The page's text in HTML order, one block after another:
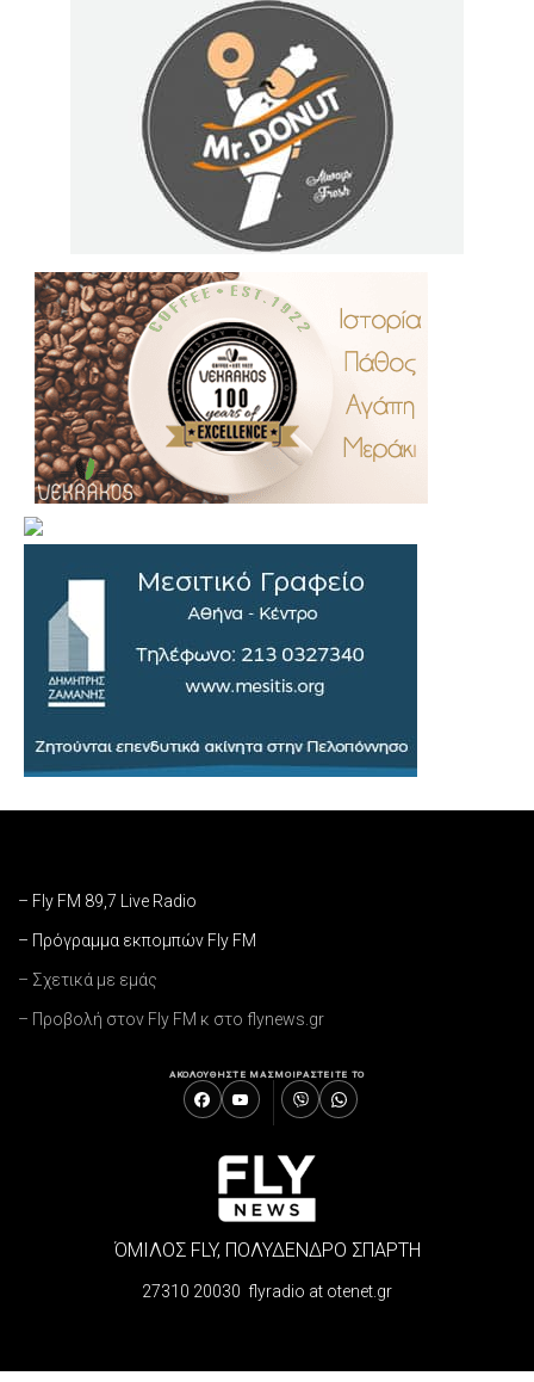
– Fly FM 89,7 Live Radio
– Πρόγραμμα εκπομπών Fly FM
– Σχετικά με εμάς
– Προβολή στον Fly FM κ στο flynews.gr
ΑΚΟΛΟΥΘΗΣΤΕ ΜΑΣΜΟΙΡΑΣΤΕΙΤΕ ΤΟ
ΌΜΙΛΟΣ FLY, ΠΟΛΥΔΕΝΔΡΟ ΣΠΑΡΤΗ
27310 20030 flyradio at otenet.gr